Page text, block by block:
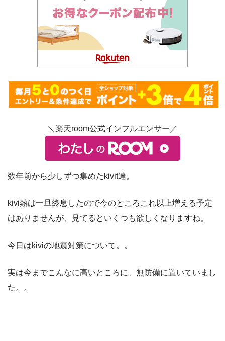
＼楽天room公式インフルエンサー／
数年前から少しずつ集めたkivit達。
kivi熱は一旦終息したので今のところこれ以上増える予定
はありませんが、見てるといくつも欲しくなりますね。
今日はkiviの地震対策について。。
実は今までこんなに高いところに、無防備に置いていまし
た。。